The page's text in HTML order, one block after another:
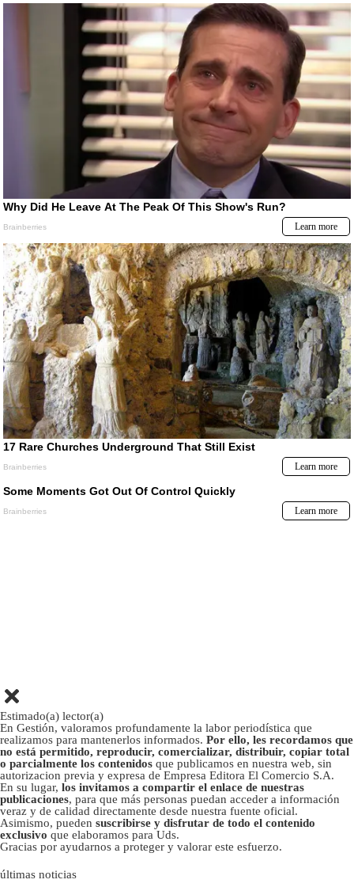
Estimado(a) lector(a)
En Gestión, valoramos profundamente la labor periodística que
realizamos para mantenerlos informados. Por ello, les recordamos que
no está permitido, reproducir, comercializar, distribuir, copiar total
o parcialmente los contenidos que publicamos en nuestra web, sin
autorizacion previa y expresa de Empresa Editora El Comercio S.A.
En su lugar, los invitamos a compartir el enlace de nuestras
publicaciones, para que más personas puedan acceder a información
veraz y de calidad directamente desde nuestra fuente oficial.
Asimismo, pueden suscribirse y disfrutar de todo el contenido
exclusivo que elaboramos para Uds.
Gracias por ayudarnos a proteger y valorar este esfuerzo.
últimas noticias